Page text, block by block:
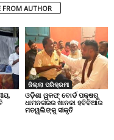
FROM AUTHOR
ଜିଲ୍ଲା ପରିକ୍ରମା
ଓଡ଼ିଶା ୱକଫ୍ ବୋର୍ଡ ପକ୍ଷରୁ
ଧାମନଗରର ଖାନକା ହବିବିଆର
ମତୱଲିଙ୍କୁ ସୀକୃତି